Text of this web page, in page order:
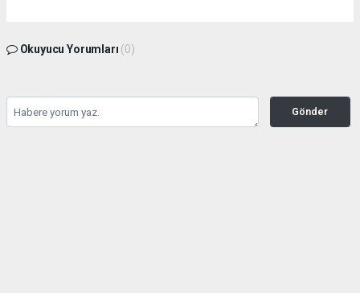
Okuyucu Yorumları (0)
Gönder